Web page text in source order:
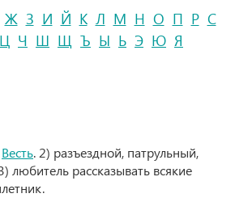
Ж З И Й К Л М Н О П Р С
Ц Ч Ш Щ Ъ Ы Ь Э Ю Я
Весть. 2) разъездной, патрульный,
любитель рассказывать всякие